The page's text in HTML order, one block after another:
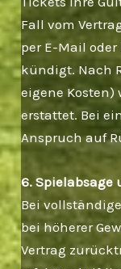
Fall vom
per E-Mail oder
kündigt. Nach
eigene Kosten)
erstattet. Bei
Anspruch auf
6. Spielabsage
Bei
bei höherer
Vertrag